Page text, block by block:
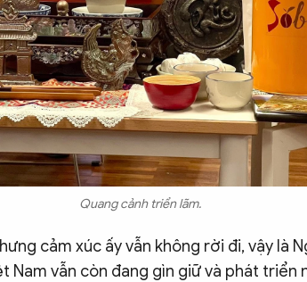
Quang cảnh triển lãm.
cảm xúc ấy vẫn không rời đi, vậy là
Nam vẫn còn đang gìn giữ và phát triển